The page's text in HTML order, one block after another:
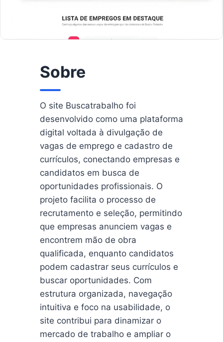
Sobre
O site Buscatrabalho foi
desenvolvido como uma plataforma
digital voltada à divulgação de
vagas de emprego e cadastro de
currículos, conectando empresas e
candidatos em busca de
oportunidades profissionais. O
projeto facilita o processo de
recrutamento e seleção, permitindo
que empresas anunciem vagas e
encontrem mão de obra
qualificada, enquanto candidatos
podem cadastrar seus currículos e
buscar oportunidades. Com
estrutura organizada, navegação
intuitiva e foco na usabilidade, o
site contribui para dinamizar o
mercado de trabalho e ampliar o